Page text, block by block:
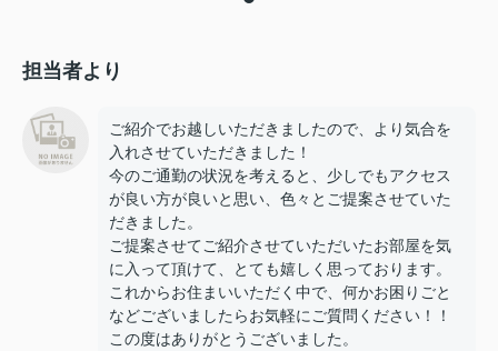
担当者より
ご紹介でお越しいただきましたので、より気合を
入れさせていただきました！
今のご通勤の状況を考えると、少しでもアクセス
が良い方が良いと思い、色々とご提案させていた
だきました。
ご提案させてご紹介させていただいたお部屋を気
に入って頂けて、とても嬉しく思っております。
これからお住まいいただく中で、何かお困りごと
などございましたらお気軽にご質問ください！！
この度はありがとうございました。